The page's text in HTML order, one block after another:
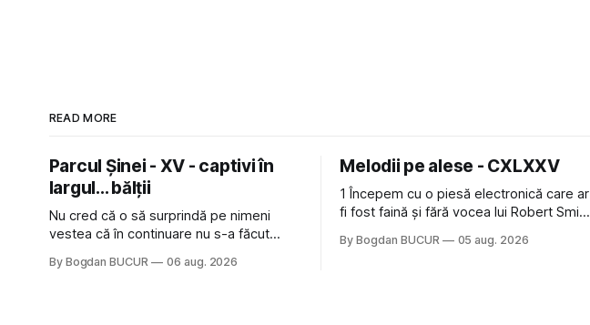
READ MORE
Parcul Șinei - XV - captivi în
largul... bălții
Nu cred că o să surprindă pe nimeni
vestea că în continuare nu s-a făcut
afară de faptul că potăile apărute acolo
By Bogdan BUCUR 06 aug. 2026
Melodii pe alese - CXLXXV
1 Începem cu o piesă electronică care ar
fi fost faină și fără vocea lui Robert Smith
Castles, o formație cu multe piese faine
By Bogdan BUCUR 05 aug. 2026